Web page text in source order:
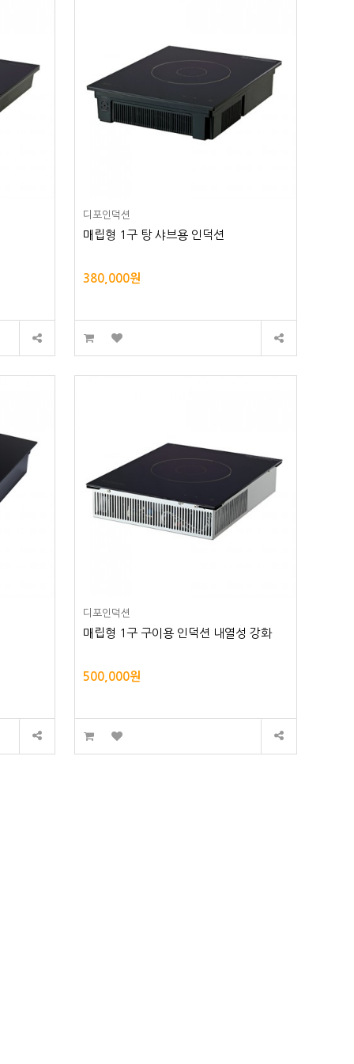
디포인덕션
매립형 1구 탕 샤브용 인덕션
380,000원
디포인덕션
매립형 1구 구이용 인덕션 내열성 강화
500,000원